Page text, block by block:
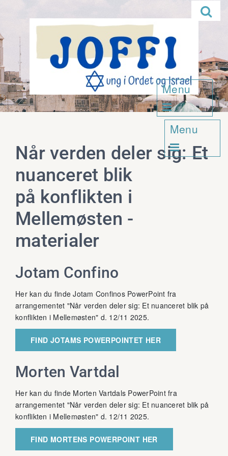

Menu

Menu

Når verden deler sig: Et
nuanceret blik
på konflikten i
Mellemøsten -
materialer
Jotam Confino
Her kan du finde Jotam Confinos PowerPoint fra
arrangementet "Når verden deler sig: Et nuanceret blik på
konflikten i Mellemøsten" d. 12/11 2025.
FIND JOTAMS POWERPOINTET HER
Morten Vartdal
Her kan du finde Morten Vartdals PowerPoint fra
arrangementet "Når verden deler sig: Et nuanceret blik på
konflikten i Mellemøsten" d. 12/11 2025.
FIND MORTENS POWERPOINT HER